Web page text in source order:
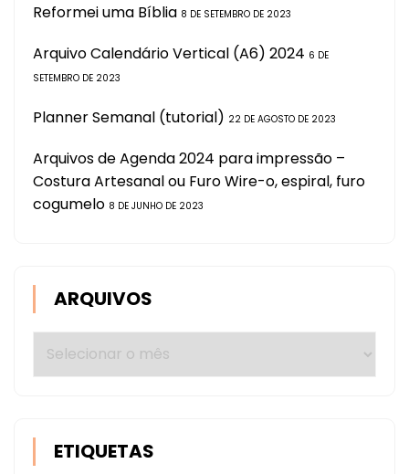
Reformei uma Bíblia 8 DE SETEMBRO DE 2023
Arquivo Calendário Vertical (A6) 2024 6 DE
SETEMBRO DE 2023
Planner Semanal (tutorial) 22 DE AGOSTO DE 2023
Arquivos de Agenda 2024 para impressão –
Costura Artesanal ou Furo Wire-o, espiral, furo
cogumelo 8 DE JUNHO DE 2023
ARQUIVOS
Arquivos
ETIQUETAS